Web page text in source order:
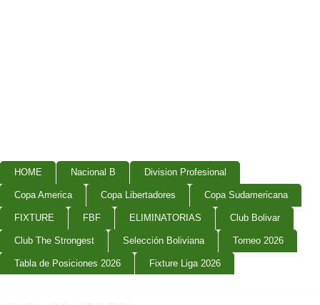
HOME Nacional B Division Profesional
Copa America Copa Libertadores Copa Sudamericana
FIXTURE FBF ELIMINATORIAS Club Bolivar
Club The Strongest Selección Boliviana Torneo 2026
Tabla de Posiciones 2026 Fixture Liga 2026